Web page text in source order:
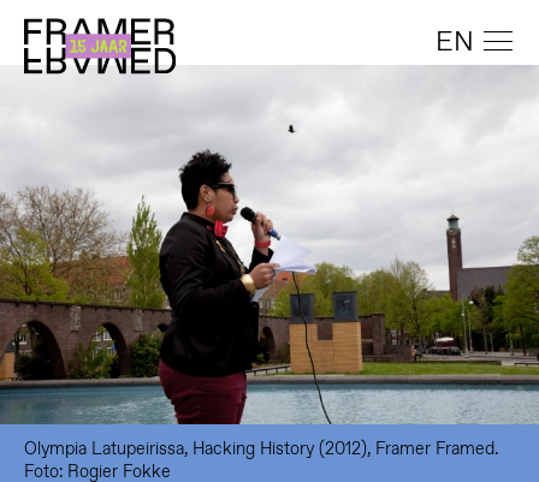
EN
Olympia Latupeirissa, Hacking History (2012), Framer Framed.
Foto: Rogier Fokke